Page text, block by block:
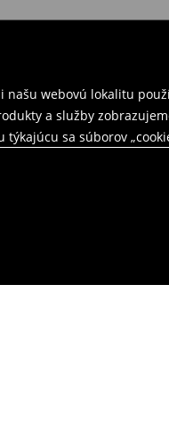
webovú lokalitu
a služby
týkajúcu sa súborov